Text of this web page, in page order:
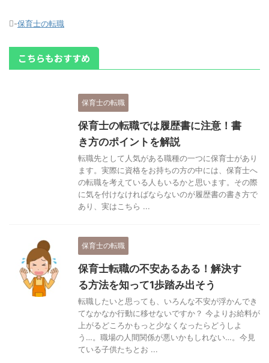
-保育士の転職
こちらもおすすめ
保育士の転職
保育士の転職では履歴書に注意！書
き方のポイントを解説
転職先として人気がある職種の一つに保育士があり
ます。実際に資格をお持ちの方の中には、保育士へ
の転職を考えている人もいるかと思います。その際
に気を付けなければならないのが履歴書の書き方で
あり、実はこちら ...
保育士の転職
保育士転職の不安あるある！解決す
る方法を知って1歩踏み出そう
転職したいと思っても、いろんな不安が浮かんでき
てなかなか行動に移せないですか？ 今よりお給料が
上がるどころかもっと少なくなったらどうしよ
う…。職場の人間関係が悪いかもしれない…。今見
ている子供たちとお ...